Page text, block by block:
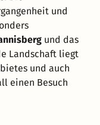
und
und das
Landschaft liegt
und auch
einen Besuch